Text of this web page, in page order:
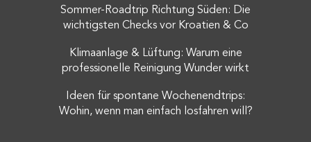
Sommer-Roadtrip Richtung Süden: Die
wichtigsten Checks vor Kroatien & Co
Klimaanlage & Lüftung: Warum eine
professionelle Reinigung Wunder wirkt
Ideen für spontane Wochenendtrips:
Wohin, wenn man einfach losfahren will?